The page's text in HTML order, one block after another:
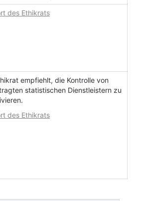
des Ethikrats
empfiehlt, die Kontrolle von
statistischen Dienstleistern zu
des Ethikrats